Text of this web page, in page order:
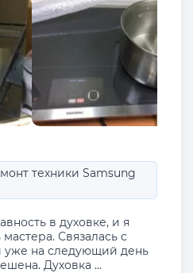
техники Samsung
в духовке, и я
Связалась с
уже на следующий день
Духовка ...